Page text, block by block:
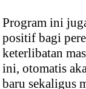
Program ini
positif bagi
keterlibatan
ini, otomatis
baru sekaligus